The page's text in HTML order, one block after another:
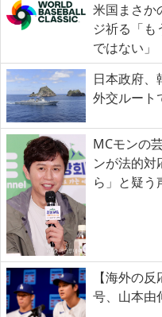
米国まさ
ジ祈る「も
ではない
日本政府、
外交ルート
MCモンの
ンが法的対
ら」と疑う
【海外の
号、山本由